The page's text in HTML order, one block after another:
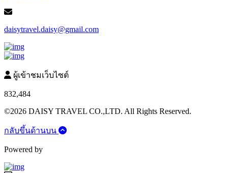
daisytravel.daisy@gmail.com
ผู้เข้าชมเว็บไซต์
832,484
©2026 DAISY TRAVEL CO.,LTD. All Rights Reserved.
กลับขึ้นด้านบน
Powered by